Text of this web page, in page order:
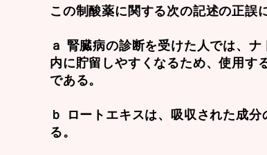
この制酸薬に関する次の記述の正誤
ａ 腎臓病の診断を受けた人では、
内に貯留しやすくなるため、使用す
である。
ｂ ロートエキスは、吸収された成
る。